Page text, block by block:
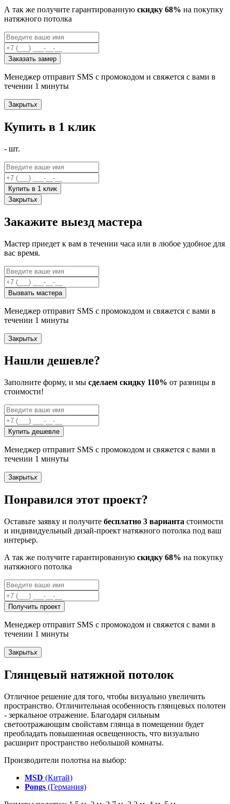
А так же получите гарантированную скидку 68% на покупку
натяжного потолка
Заказать замер
Менеджер отправит SMS с промокодом и свяжется с вами в
течении 1 минуты
Закрытьx
Купить в 1 клик
- шт.
Купить в 1 клик
Закрытьx
Закажите выезд мастера
Мастер приедет к вам в течении часа или в любое удобное для
вас время.
Вызвать мастера
Менеджер отправит SMS с промокодом и свяжется с вами в
течении 1 минуты
Закрытьx
Нашли дешевле?
Заполните форму, и мы сделаем скидку 110% от разницы в
стоимости!
Купить дешевле
Менеджер отправит SMS с промокодом и свяжется с вами в
течении 1 минуты
Закрытьx
Понравился этот проект?
Оставьте заявку и получите бесплатно 3 варианта стоимости
и индивидуельный дизай-проект натяжного потолка под ваш
интерьер.
А так же получите гарантированную скидку 68% на покупку
натяжного потолка
Получить проект
Менеджер отправит SMS с промокодом и свяжется с вами в
течении 1 минуты
Закрытьx
Глянцевый натяжной потолок
Отличное решение для того, чтобы визуально увеличить
пространство. Отличительная особенность глянцевых полотен
- зеркальное отражение. Благодаря сильным
светоотражающим свойставм глянца в помещении будет
преобладать повышенная освещенность, что визуально
расширит пространство небольшой комнаты.
Производители полотна на выбор:
MSD (Китай)
Pongs (Германия)